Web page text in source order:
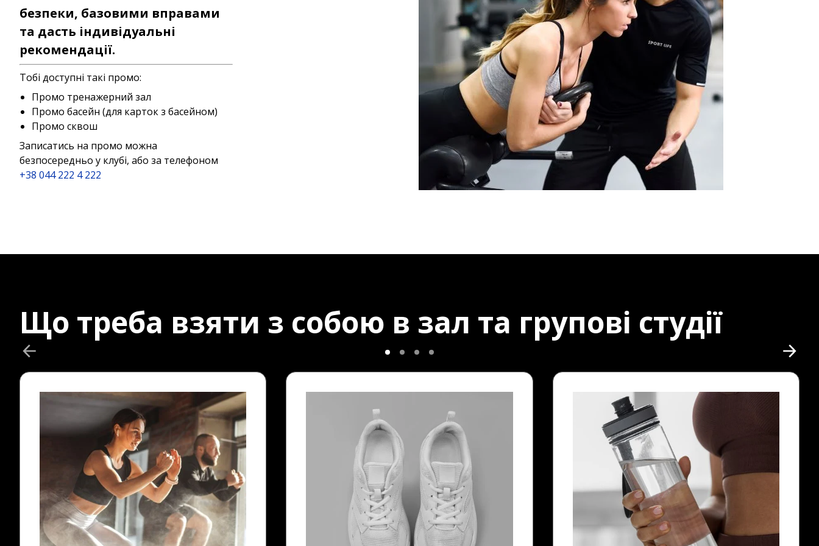
безпеки, базовими вправами
та дасть індивідуальні
рекомендації.
Тобі доступні такі промо:
Промо тренажерний зал
Промо басейн (для карток з басейном)
Промо сквош
Записатись на промо можна
безпосередньо у клубі, або за телефоном
+38 044 222 4 222
Що треба взяти з собою в зал та групові студії